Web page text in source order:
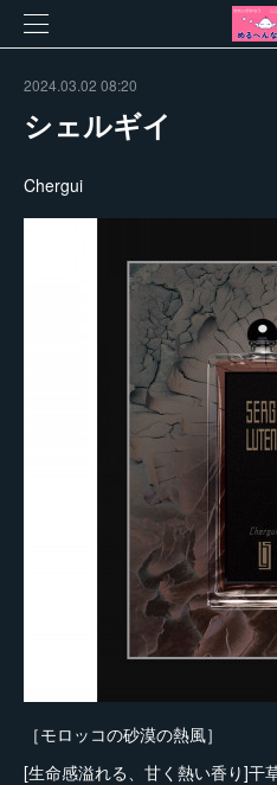
2024.03.02 08:20
シェルギイ
Chergui
［モロッコの砂漠の熱風］
[生命感溢れる、甘く熱い香り]干